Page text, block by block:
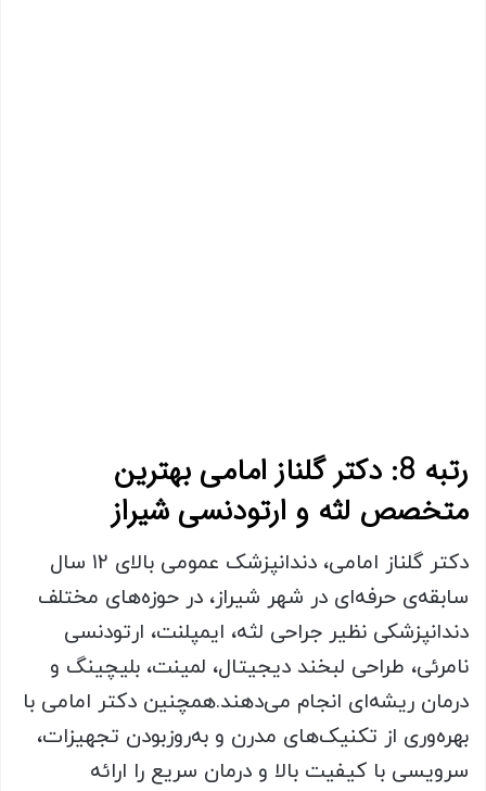
رتبه 8: دکتر گلناز امامی بهترین
متخصص لثه و ارتودنسی شیراز
دکتر گلناز امامی، دندانپزشک عمومی بالای ۱۲ سال
سابقه‌ی حرفه‌ای در شهر شیراز، در حوزه‌های مختلف
دندانپزشکی نظیر جراحی لثه، ایمپلنت، ارتودنسی
نامرئی، طراحی لبخند دیجیتال، لمینت، بلیچینگ و
درمان ریشه‌ای انجام می‌دهند.همچنین دکتر امامی با
بهره‌وری از تکنیک‌های مدرن و به‌روزبودن تجهیزات،
سرویسی با کیفیت بالا و درمان سریع را ارائه